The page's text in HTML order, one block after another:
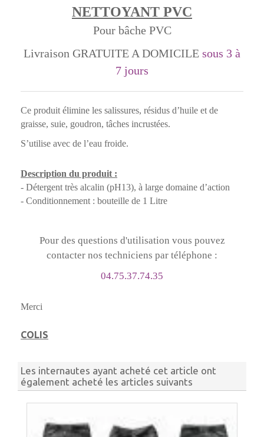
NETTOYANT PVC
Pour bâche PVC
Livraison GRATUITE A DOMICILE sous 3 à
7 jours
Ce produit élimine les salissures, résidus d’huile et de
graisse, suie, goudron, tâches incrustées.
S’utilise avec de l’eau froide.
Description du produit :
- Détergent très alcalin (pH13), à large domaine d’action
- Conditionnement : bouteille de 1 Litre
Pour des questions d'utilisation vous pouvez
contacter nos techniciens par téléphone :
04.75.37.74.35
Merci
COLIS
Les internautes ayant acheté cet article ont
également acheté les articles suivants